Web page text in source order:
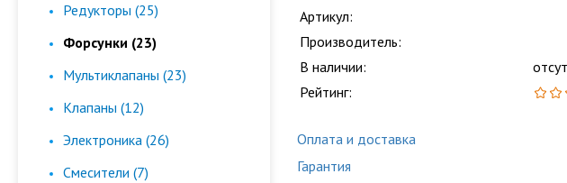
Редукторы (25)
Форсунки (23)
Мультиклапаны (23)
Клапаны (12)
Электроника (26)
Смесители (7)
Артикул:
Производитель:
В наличии:
Рейтинг:
Оплата и доставка
Гарантия